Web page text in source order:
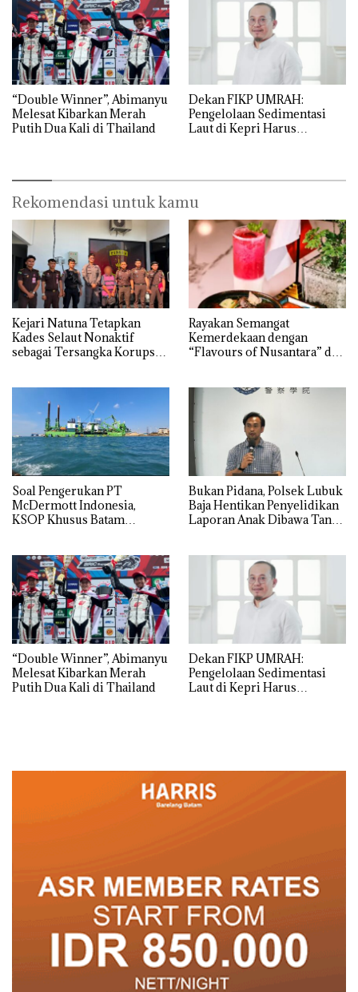
“Double Winner”, Abimanyu
Melesat Kibarkan Merah
Putih Dua Kali di Thailand
Dekan FIKP UMRAH:
Pengelolaan Sedimentasi
Laut di Kepri Harus
Rekomendasi untuk kamu
Kejari Natuna Tetapkan
Kades Selaut Nonaktif
sebagai Tersangka Korupsi
Rayakan Semangat
Kemerdekaan dengan
“Flavours of Nusantara” di
‎Soal Pengerukan PT
McDermott Indonesia,
KSOP Khusus Batam
Bukan Pidana, Polsek Lubuk
Baja Hentikan Penyelidikan
Laporan Anak Dibawa Tanpa
“Double Winner”, Abimanyu
Melesat Kibarkan Merah
Putih Dua Kali di Thailand
Dekan FIKP UMRAH:
Pengelolaan Sedimentasi
Laut di Kepri Harus